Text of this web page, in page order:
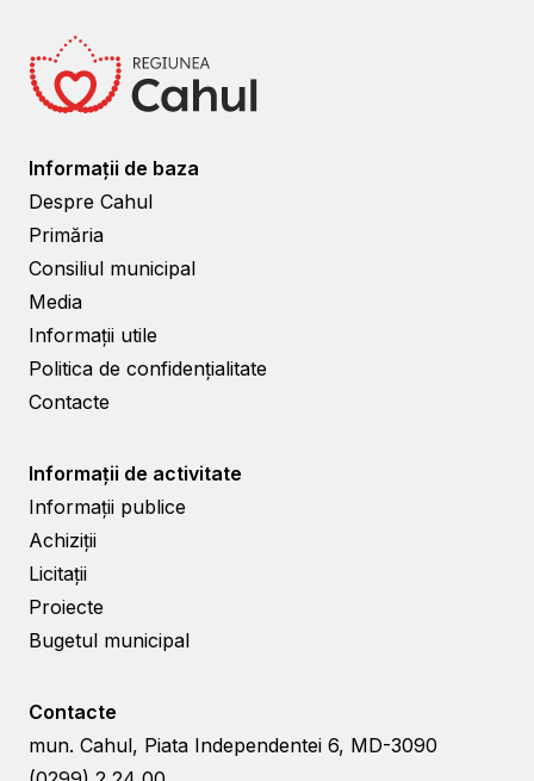
Informații de baza
Despre Cahul
Primăria
Consiliul municipal
Media
Informații utile
Politica de confidențialitate
Contacte
Informații de activitate
Informații publice
Achiziții
Licitații
Proiecte
Bugetul municipal
Contacte
mun. Cahul, Piata Independentei 6, MD-3090